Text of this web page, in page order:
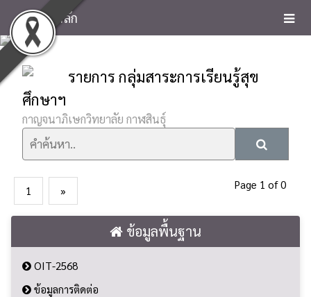
หน้าหลัก
รายการ กลุ่มสาระการเรียนรู้สุข
ศึกษาฯ
กาญจนาภิเษกวิทยาลัย กาฬสินธุ์
1 » Page 1 of 0
ข้อมูลพื้นฐาน
OIT-2568
ข้อมูลการติดต่อ